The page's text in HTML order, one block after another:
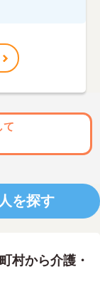
て
を探す
村から介護・